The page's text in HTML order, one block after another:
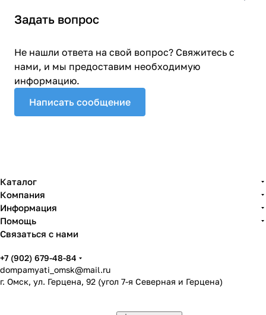
Задать вопрос
Не нашли ответа на свой вопрос? Свяжитесь с
нами, и мы предоставим необходимую
информацию.
Написать сообщение
Каталог
Компания
Информация
Помощь
Связаться с нами
+7 (902) 679-48-84
dompamyati_omsk@mail.ru
г. Омск, ул. Герцена, 92 (угол 7-я Северная и Герцена)